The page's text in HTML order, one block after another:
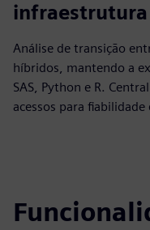
infraestrutura
Análise de transição
híbridos, mantendo a
SAS, Python e R.
acessos para fiabilidade